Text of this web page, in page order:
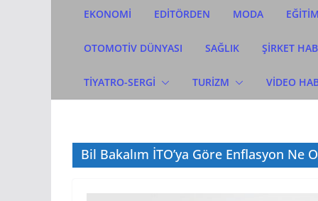
EKONOMİ EDİTÖRDEN MODA
OTOMOTIV DÜNYASI SAĞLIK ŞİRKET
TİYATRO-SERGİ TURİZM VİDEO
Bil Bakalım İTO’ya Göre Enflasyon Ne